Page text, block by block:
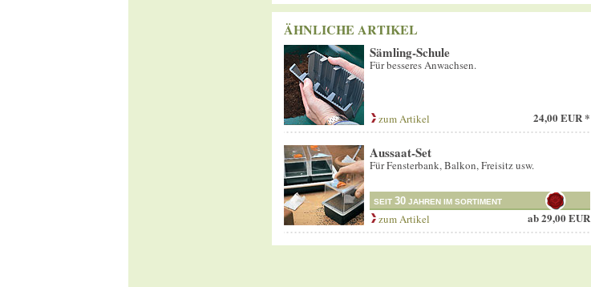
ÄHNLICHE ARTIKEL
Sämling-Schule
Für besseres Anwachsen.
zum Artikel 24,00 EUR *
Aussaat-Set
Für Fensterbank, Balkon, Freisitz usw.
SEIT 30 JAHREN IM SORTIMENT
zum Artikel ab29,00 EUR